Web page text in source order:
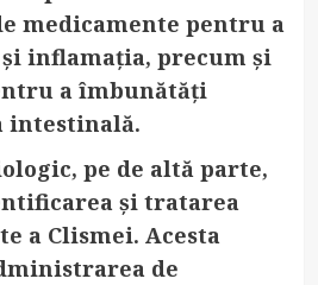
medicamente pentru a
inflamația, precum și
a îmbunătăți
intestinală.
pe de altă parte,
și tratarea
a Clismei. Acesta
de